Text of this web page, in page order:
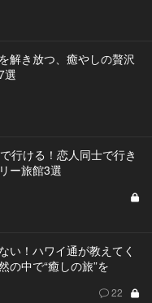
解き放つ、癒やしの贅沢
選
行ける！恋人同士で行き
ー旅館3選
い！ハワイ通が教えてく
の中で“癒しの旅”を
22